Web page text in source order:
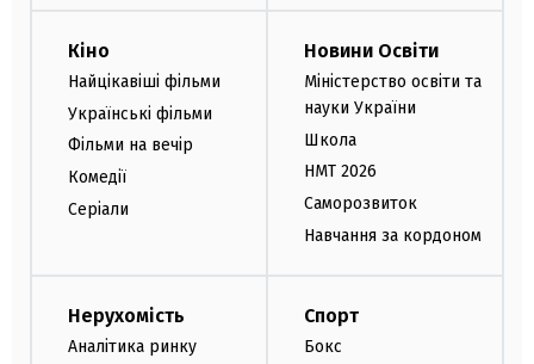
Кіно
Найцікавіші фільми
Українські фільми
Фільми на вечір
Комедії
Серіали
Новини Освіти
Міністерство освіти та
науки України
Школа
НМТ 2026
Саморозвиток
Навчання за кордоном
Нерухомість
Аналітика ринку
Спорт
Бокс